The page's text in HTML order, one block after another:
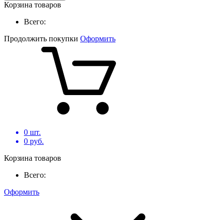
Корзина товаров
Всего:
Продолжить покупки Оформить
0 шт.
0 руб.
Корзина товаров
Всего:
Оформить